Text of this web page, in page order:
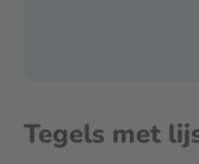
Tegels met